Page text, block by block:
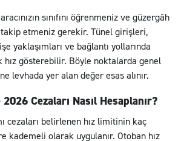
sınıfını öğrenmeniz ve güzergâh
etmeniz gerekir. Tünel girişleri,
yaklaşımları ve bağlantı yollarında
hız gösterebilir. Böyle noktalarda genel
levhada yer alan değer esas alınır.
Cezaları Nasıl Hesaplanır?
cezaları belirlenen hız limitinin kaç
kademeli olarak uygulanır. Otoban hız